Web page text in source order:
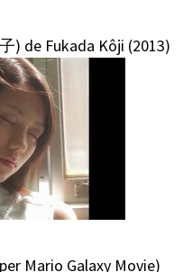
) de Fukada Kôji (2013)
Mario Galaxy Movie)